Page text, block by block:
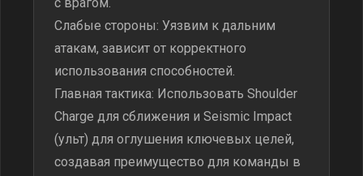
Слабые стороны: Уязвим к дальним
атакам, зависит от корректного
использования способностей.
Главная тактика: Использовать Shoulder
Charge для сближения и Seismic Impact
(ульт) для оглушения ключевых целей,
создавая преимущество для команды в